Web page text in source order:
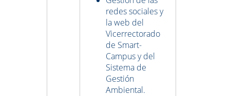
redes sociales y
la web del
Vicerrectorado
de Smart-
Campus y del
Sistema de
Gestión
Ambiental.